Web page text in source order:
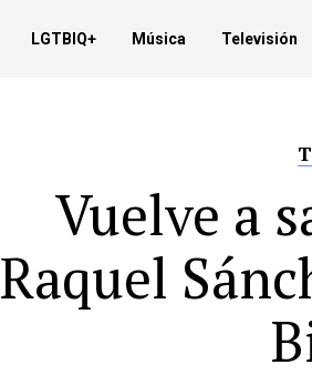
LGTBIQ+ Música Televisión
Vuelve a
Raquel